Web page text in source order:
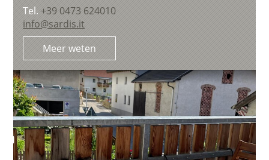
Tel.+39 0473 624010
info@sardis.it
Meer weten